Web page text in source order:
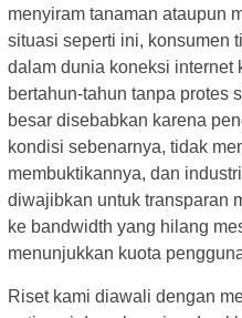
menyiram tanaman ataupun
situasi seperti ini, konsumen
dalam dunia koneksi internet
bertahun-tahun tanpa protes
besar disebabkan karena
kondisi sebenarnya, tidak
membuktikannya, dan
diwajibkan untuk transparan
ke bandwidth yang hilang
menunjukkan kuota
Riset kami diawali dengan